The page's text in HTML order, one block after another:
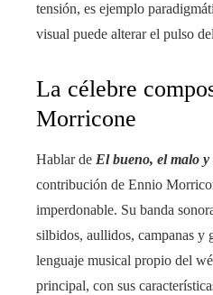
tensión, es ejemplo
visual puede alterar el pulso
La célebre
Morricone
Hablar de El bueno, el malo y
contribución de Ennio
imperdonable. Su banda
silbidos, aullidos, campanas y
lenguaje musical propio del
principal, con sus